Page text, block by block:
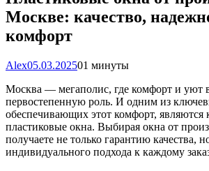
Москве: качество,
комфорт
Alex05.03.202501 минуты
Москва — мегаполис, где комфорт и уют
первостепенную роль. И одним из
обеспечивающих этот комфорт, являются
пластиковые окна. Выбирая окна от
получаете не только гарантию качества,
индивидуального подхода к каждому